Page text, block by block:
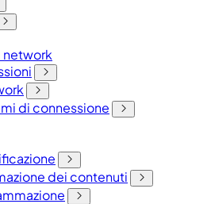
network
di connessione
dei contenuti